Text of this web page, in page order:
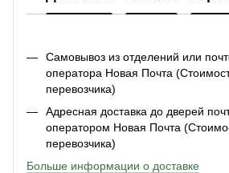
Самовывоз из отделений или
оператора Новая Почта
перевозчика)
Адресная доставка до дверей
оператором Новая Почта
перевозчика)
Больше информации о доставке